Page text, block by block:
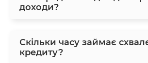
доходи?
Скільки часу займає
кредиту?